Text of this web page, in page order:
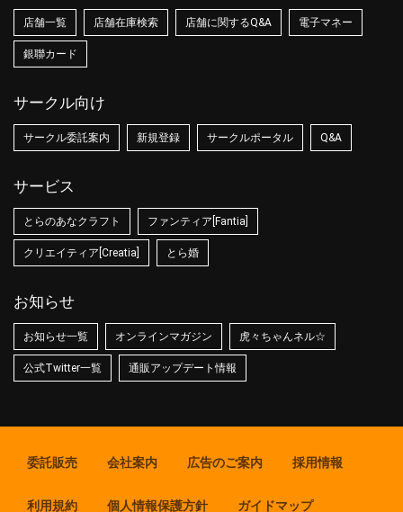
店舗一覧 店舗在庫検索 店舗に関するQ&A 電子マネー
銀聯カード
サークル向け
サークル委託案内 新規登録 サークルポータル Q&A
サービス
とらのあなクラフト ファンティア[Fantia]
クリエイティア[Creatia] とら婚
お知らせ
お知らせ一覧 オンラインマガジン 虎々ちゃんネル☆
公式Twitter一覧 通販アップデート情報
委託販売 会社案内 広告のご案内 採用情報
利用規約 個人情報保護方針 ガイドマップ